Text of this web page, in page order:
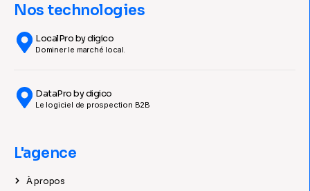
Nos technologies
LocalPro by digico
Dominer le marché local.
DataPro by digico
Le logiciel de prospection B2B
L'agence
À propos